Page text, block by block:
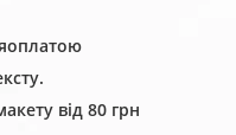
від 80 грн